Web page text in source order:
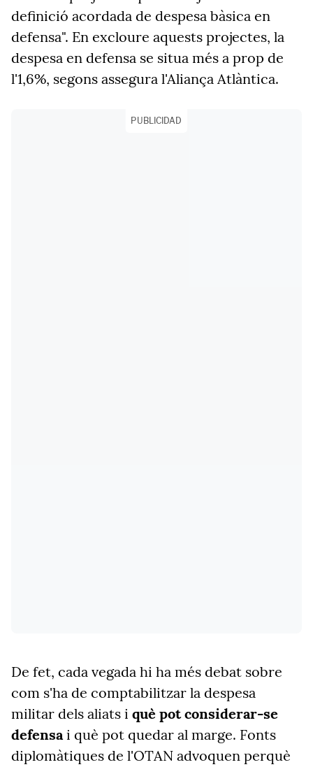
definició acordada de despesa bàsica en
defensa". En excloure aquests projectes, la
despesa en defensa se situa més a prop de
l'1,6%, segons assegura l'Aliança Atlàntica.
PUBLICIDAD
De fet, cada vegada hi ha més debat sobre
com s'ha de comptabilitzar la despesa
militar dels aliats i què pot considerar-se
defensai què pot quedar al marge. Fonts
diplomàtiques de l'OTAN advoquen perquè